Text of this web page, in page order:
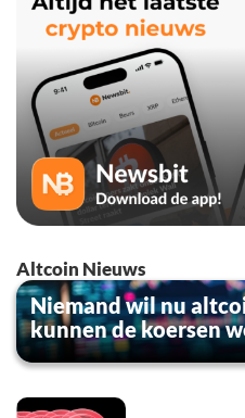
Altcoin Nieuws
Niemand wil nu
kunnen de koersen